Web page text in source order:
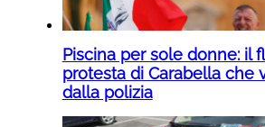
Piscina per sole donne: il
protesta di Carabella che
dalla polizia